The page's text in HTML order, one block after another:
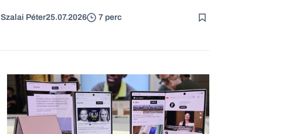
Szalai Péter25.07.2026 7 perc